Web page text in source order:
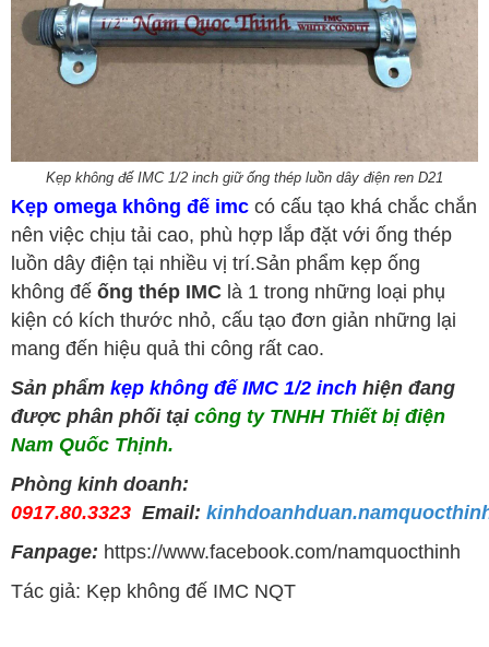
Kẹp không đế IMC 1/2 inch giữ ống thép luồn dây điện ren D21
Kẹp omega không đế imc có cấu tạo khá chắc chắn
nên việc chịu tải cao, phù hợp lắp đặt với ống thép
luồn dây điện tại nhiều vị trí.Sản phẩm kẹp ống
không đế ống thép IMC là 1 trong những loại phụ
kiện có kích thước nhỏ, cấu tạo đơn giản những lại
mang đến hiệu quả thi công rất cao.
Sản phẩm kẹp không đế IMC 1/2 inch hiện đang
được phân phối tại công ty TNHH Thiết bị điện
Nam Quốc Thịnh.
Phòng kinh doanh:
0917.80.3323 Email:
Fanpage: https://www.facebook.com/namquocthinh
Tác giả: Kẹp không đế IMC NQT